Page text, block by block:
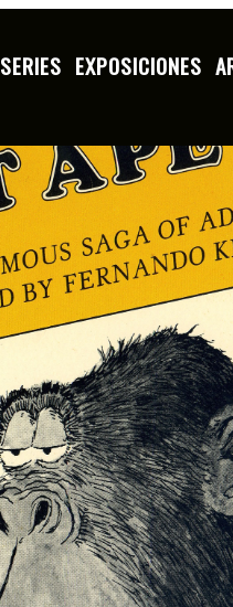
SERIES EXPOSICIONES